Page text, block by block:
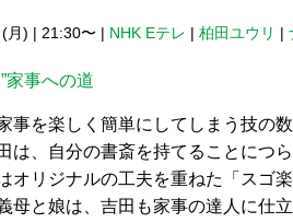
月) | 21:30〜 | NHK Eテレ | 柏田ユウリ |
家事への道
事を楽しく簡単にしてしまう技の数
は、自分の書斎を持てることにつ
オリジナルの工夫を重ねた「スゴ楽
母と娘は、吉田も家事の達人に仕